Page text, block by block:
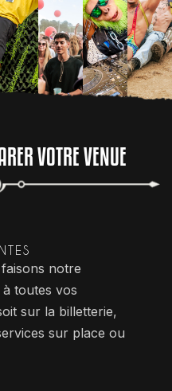
VOTRE VENUE
faisons notre
toutes vos
sur la billetterie,
sur place ou